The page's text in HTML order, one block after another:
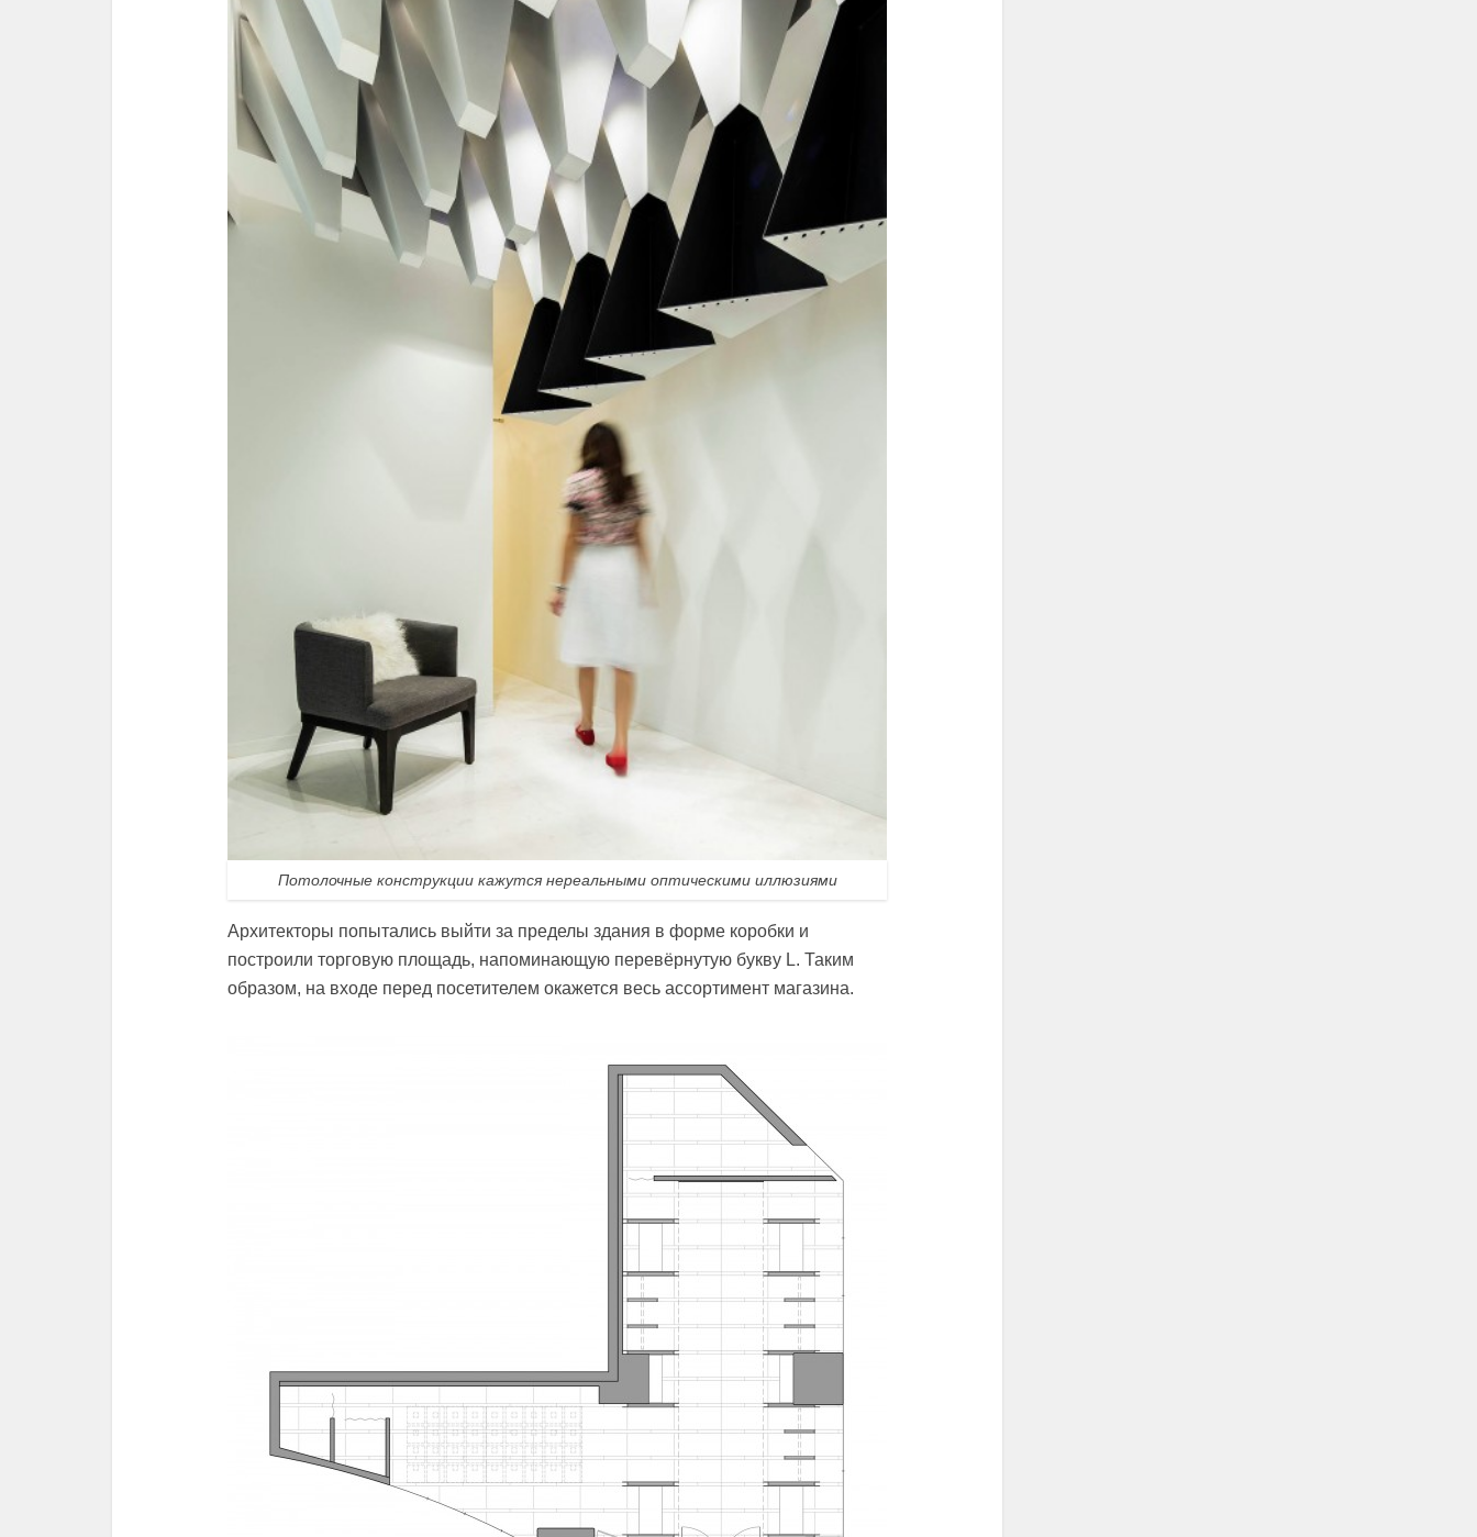
Потолочные конструкции кажутся нереальными оптическими иллюзиями
Архитекторы попытались выйти за пределы здания в форме коробки и
построили торговую площадь, напоминающую перевёрнутую букву L. Таким
образом, на входе перед посетителем окажется весь ассортимент магазина.